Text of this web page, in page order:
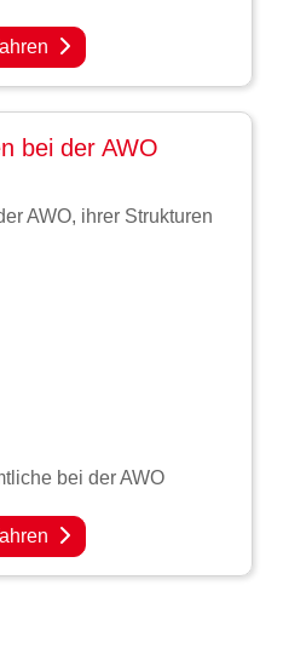
bei der AWO
AWO, ihrer Strukturen
bei der AWO